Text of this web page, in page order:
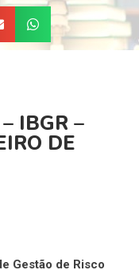
IBGR –
DE
Gestão de Risco